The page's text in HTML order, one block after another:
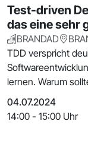
Test-driven
das eine sehr
BRANDAD
TDD verspricht
lernen. Warum
beschäftigen?
04.07.2024
14:00 - 15:00 Uhr